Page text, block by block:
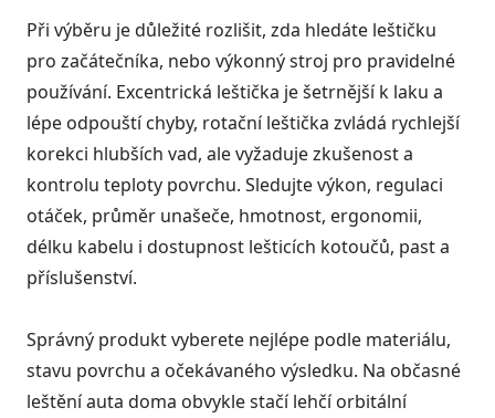
Při výběru je důležité rozlišit, zda hledáte leštičku
pro začátečníka, nebo výkonný stroj pro pravidelné
používání. Excentrická leštička je šetrnější k laku a
lépe odpouští chyby, rotační leštička zvládá rychlejší
korekci hlubších vad, ale vyžaduje zkušenost a
kontrolu teploty povrchu. Sledujte výkon, regulaci
otáček, průměr unašeče, hmotnost, ergonomii,
délku kabelu i dostupnost lešticích kotoučů, past a
příslušenství.
Správný produkt vyberete nejlépe podle materiálu,
stavu povrchu a očekávaného výsledku. Na občasné
leštění auta doma obvykle stačí lehčí orbitální